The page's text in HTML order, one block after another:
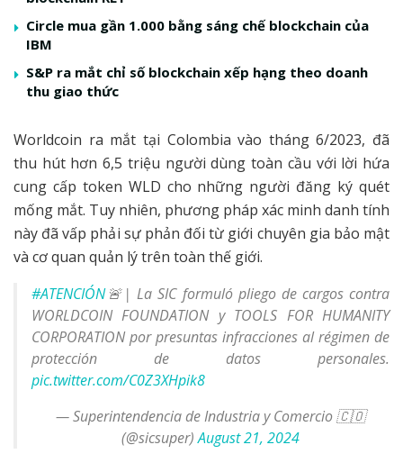
Circle mua gần 1.000 bằng sáng chế blockchain của
IBM
S&P ra mắt chỉ số blockchain xếp hạng theo doanh
thu giao thức
Worldcoin ra mắt tại Colombia vào tháng 6/2023, đã
thu hút hơn 6,5 triệu người dùng toàn cầu với lời hứa
cung cấp token WLD cho những người đăng ký quét
mống mắt. Tuy nhiên, phương pháp xác minh danh tính
này đã vấp phải sự phản đối từ giới chuyên gia bảo mật
và cơ quan quản lý trên toàn thế giới.
#ATENCIÓN🚨| La SIC formuló pliego de cargos contra
WORLDCOIN FOUNDATION y TOOLS FOR HUMANITY
CORPORATION por presuntas infracciones al régimen de
protección de datos personales.
pic.twitter.com/C0Z3XHpik8
— Superintendencia de Industria y Comercio 🇨🇴
(@sicsuper)August 21, 2024